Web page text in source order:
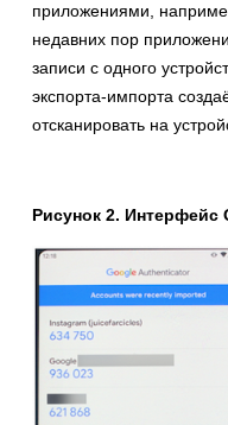
приложениями,
недавних пор
записи с одного
экспорта-импорта
отсканировать на
Рисунок 2.